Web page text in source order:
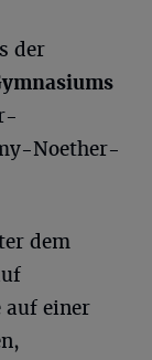
der
Noether-
dem
auf einer